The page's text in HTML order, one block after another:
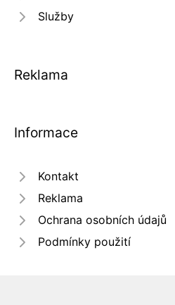
Služby
Reklama
Informace
Kontakt
Reklama
Ochrana osobních údajů
Podmínky použití